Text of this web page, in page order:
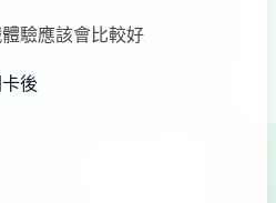
驗應該會比較好
後